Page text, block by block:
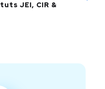
JEI, CIR &